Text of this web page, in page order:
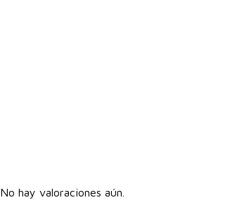
No hay valoraciones aún.